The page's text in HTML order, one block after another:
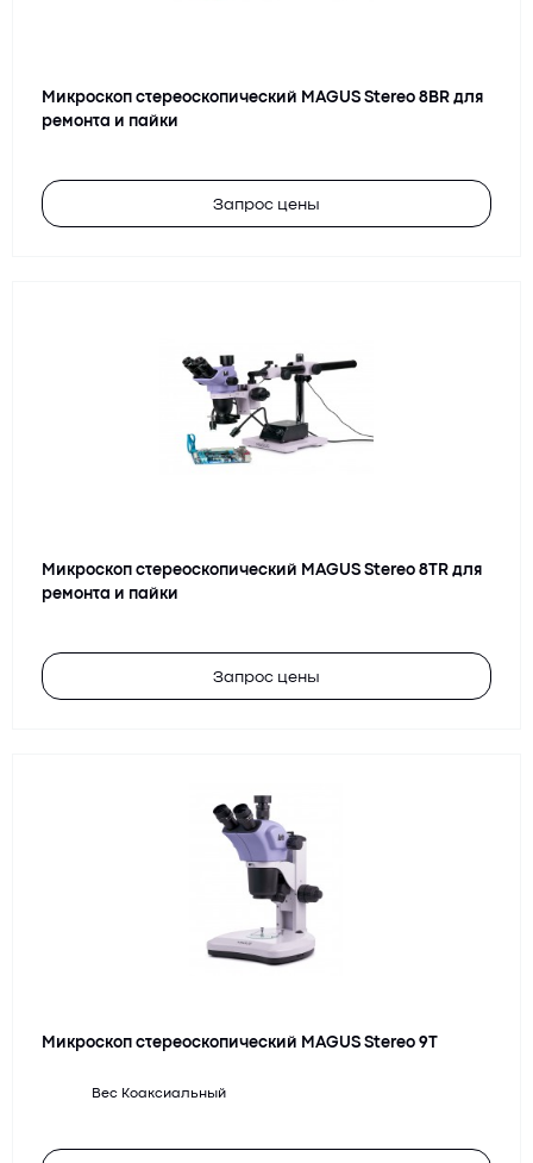
Микроскоп стереоскопический MAGUS Stereo 8BR для
ремонта и пайки
Запрос цены
Микроскоп стереоскопический MAGUS Stereo 8TR для
ремонта и пайки
Запрос цены
Микроскоп стереоскопический MAGUS Stereo 9T
Вес Коаксиальный